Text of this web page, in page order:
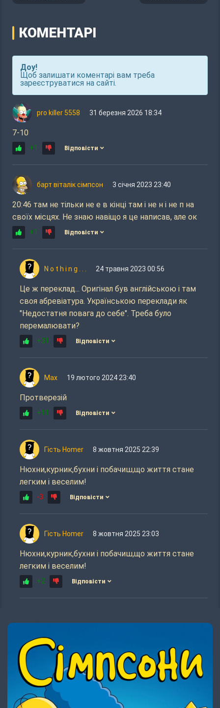
КОМЕНТАРІ
Доу!
Щоб залишати коментарі вам треба
зареєструватися на сайті.
pro killer 5558 31 березня 2026 18:34
7-10
+1 Відповісти
барт віталік сімпсон 3 січня 2023 23:40
20:46 там не тільки не е в кінці там і не н і не п на
своїх місцях. Не знаю навіщо я це написав, але ок
+1 Відповісти
N o t h i n g . . . 24 травня 2023 00:56
Це ж переклад... Оригінал був англійською і там
своя абревіатура. Українською переклади як
"Недостатня повага до себе". Треба було
перемалювати?
+31 Відповісти
Мах 19 лютого 2024 23:40
Протверезій
+11 Відповісти
Гість Homer 8 жовтня 2025 22:39
Нюхни,курник,бухни і побачиш,що життя стане
легким і веселим!
-3 Відповісти
Гість Homer 8 жовтня 2025 23:03
Нюхни,курник,бухни і побачиш,що життя стане
легким і веселим!
+2 Відповісти